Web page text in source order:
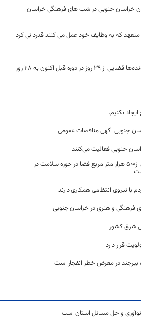
خراسان جنوبی در شب های فرهنگی خراسان
متعهد که به وظایف خود عمل می کنند قدردانی کرد
میانگین زمان رسیدگی به پرونده‌ها قضایی از ۳۹ روز در دوره قبل اکنون به ۲۸ روز
نکنیم.
جنوبی آگهی مناقصات عمومی
از ابتدای انقلاب تاکنون بیش از۵۰۰ هزار متر مربع فضا در حوزه سلامت در
با نیروی انتظامی همکاری دارند
شرق کشور
قرار دارد
و حل مسائل استان است